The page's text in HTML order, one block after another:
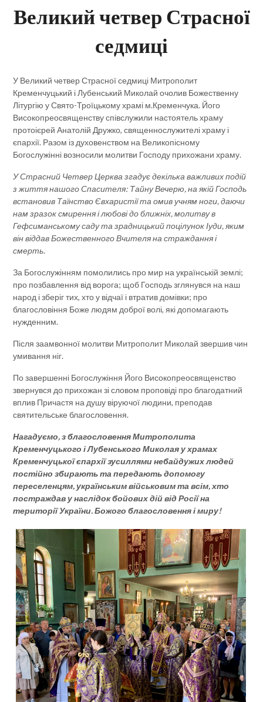
Великий четвер Страсної
седмиці
У Великий четвер Страсної седмиці Митрополит
Кременчуцький і Лубенський Миколай очолив Божественну
Літургію у Свято-Троїцькому храмі м.Кременчука. Його
Високопреосвященству співслужили настоятель храму
протоієрей Анатолій Дружко, священнослужителі храму і
єпархії. Разом із духовенством на Великопісному
Богослужінні возносили молитви Господу прихожани храму.
У Страсний Четвер Церква згадує декілька важливих подій
з життя нашого Спасителя: Тайну Вечерю, на якій Господь
встановив Таїнство Євхаристії та омив учням ноги, даючи
нам зразок смирення і любові до ближніх, молитву в
Гефсиманському саду та зрадницький поцілунок Іуди, яким
він віддав Божественного Вчителя на страждання і
смерть.
За Богослужінням помолились про мир на українській землі;
про позбавлення від ворога; щоб Господь зглянувся на наш
народ і зберіг тих, хто у відчаї і втратив домівки; про
благословіння Боже людям доброї волі, які допомагають
нужденним.
Після заамвонної молитви Митрополит Миколай звершив чин
умивання ніг.
По завершенні Богослужіння Його Високопреосвященство
звернувся до прихожан зі словом проповіді про благодатний
вплив Причастя на душу віруючої людини, преподав
святительське благословення.
Нагадуємо, з благословення Митрополита
Кременчуцького і Лубенського Миколая у храмах
Кременчуцької єпархії зусиллями небайдужих людей
постійно збирають та передають допомогу
переселенцям, українським військовим та всім, хто
постраждав у наслідок бойових дій від Росії на
території України. Божого благословення і миру!